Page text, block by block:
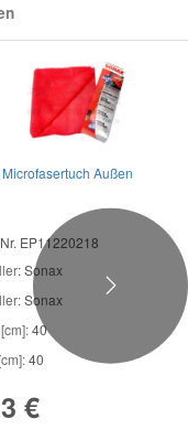
Außen
EP11220218
: Sonax
Sonax
40
40
€
Next